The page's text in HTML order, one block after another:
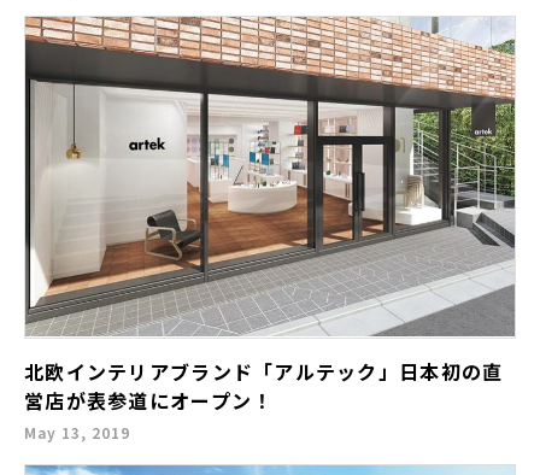
北欧インテリアブランド「アルテック」日本初の直
営店が表参道にオープン！
May 13, 2019